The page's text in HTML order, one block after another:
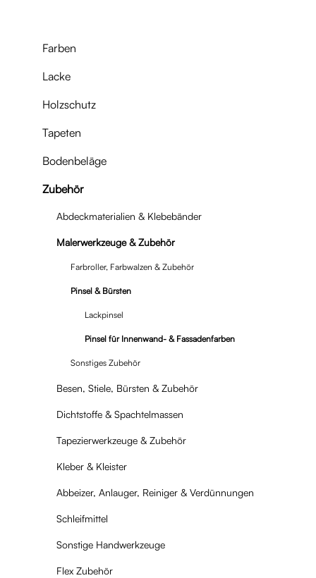
Farben
Lacke
Holzschutz
Tapeten
Bodenbeläge
Zubehör
Abdeckmaterialien & Klebebänder
Malerwerkzeuge & Zubehör
Farbroller, Farbwalzen & Zubehör
Pinsel & Bürsten
Lackpinsel
Pinsel für Innenwand- & Fassadenfarben
Sonstiges Zubehör
Besen, Stiele, Bürsten & Zubehör
Dichtstoffe & Spachtelmassen
Tapezierwerkzeuge & Zubehör
Kleber & Kleister
Abbeizer, Anlauger, Reiniger & Verdünnungen
Schleifmittel
Sonstige Handwerkzeuge
Flex Zubehör